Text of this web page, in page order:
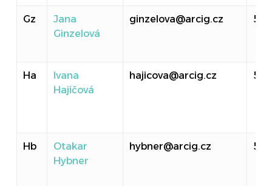
Gz
Jana
Ginzelová
ginzelova@arcig.cz 519
Ha
Ivana
Hajičová
hajicova@arcig.cz 524
Hb
Otakar
Hybner
hybner@arcig.cz